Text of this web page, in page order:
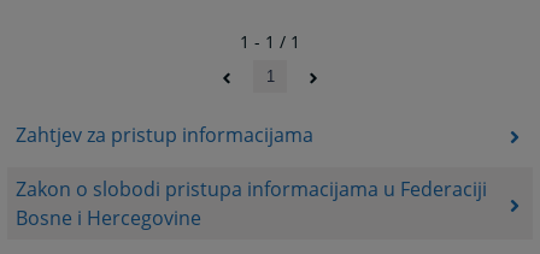
Zahtjev za pristup informacijama
Zakon o slobodi pristupa informacijama u Federaciji
Bosne i Hercegovine
1 - 1 / 1
1